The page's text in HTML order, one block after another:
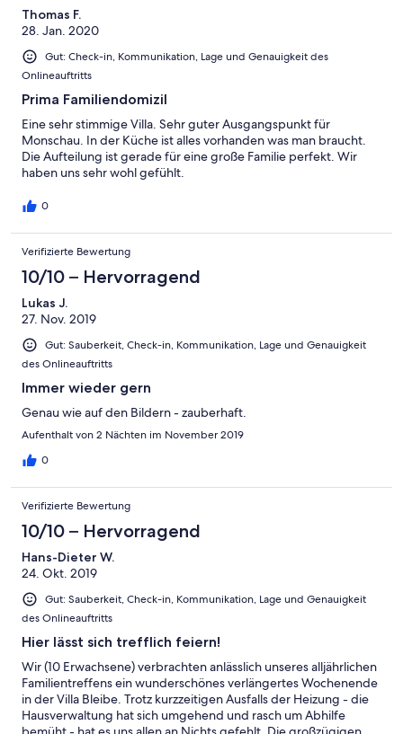
Thomas F.
28. Jan. 2020
Gut: Check-in, Kommunikation, Lage und Genauigkeit des
Onlineauftritts
Prima Familiendomizil
Eine sehr stimmige Villa. Sehr guter Ausgangspunkt für
Monschau. In der Küche ist alles vorhanden was man braucht.
Die Aufteilung ist gerade für eine große Familie perfekt. Wir
haben uns sehr wohl gefühlt.
0
Verifizierte Bewertung
10/10 – Hervorragend
Lukas J.
27. Nov. 2019
Gut: Sauberkeit, Check-in, Kommunikation, Lage und Genauigkeit
des Onlineauftritts
Immer wieder gern
Genau wie auf den Bildern - zauberhaft.
Aufenthalt von 2 Nächten im November 2019
0
Verifizierte Bewertung
10/10 – Hervorragend
Hans-Dieter W.
24. Okt. 2019
Gut: Sauberkeit, Check-in, Kommunikation, Lage und Genauigkeit
des Onlineauftritts
Hier lässt sich trefflich feiern!
Wir (10 Erwachsene) verbrachten anlässlich unseres alljährlichen
Familientreffens ein wunderschönes verlängertes Wochenende
in der Villa Bleibe. Trotz kurzzeitigen Ausfalls der Heizung - die
Hausverwaltung hat sich umgehend und rasch um Abhilfe